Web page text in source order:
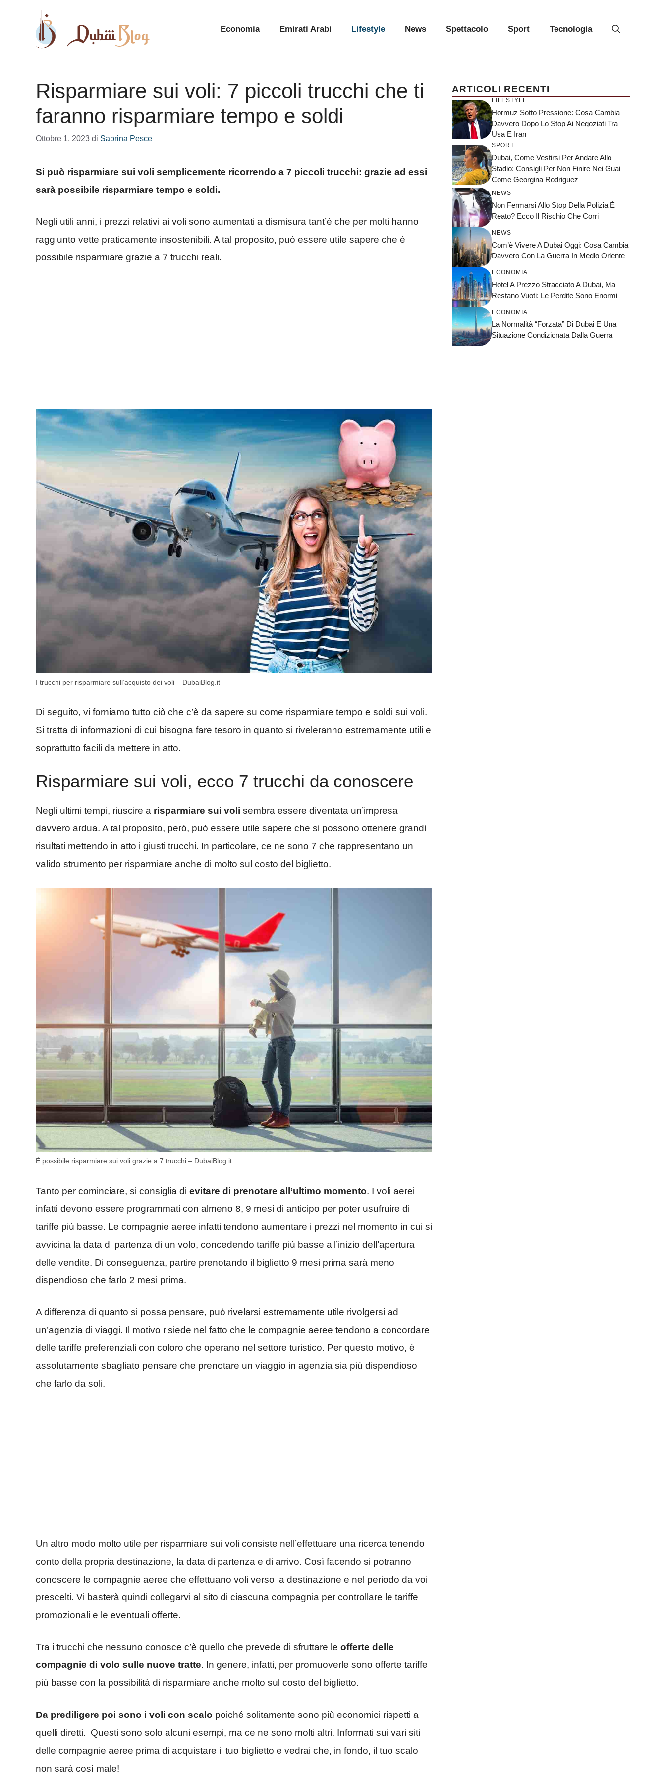
contenuto
Economia Emirati Arabi Lifestyle News Spettacolo Sport Tecnologia
Risparmiare sui voli: 7 piccoli trucchi che ti
faranno risparmiare tempo e soldi
Ottobre 1, 2023 di Sabrina Pesce
Si può risparmiare sui voli semplicemente ricorrendo a 7 piccoli trucchi: grazie ad essi
sarà possibile risparmiare tempo e soldi.
Negli utili anni, i prezzi relativi ai voli sono aumentati a dismisura tant’è che per molti hanno
raggiunto vette praticamente insostenibili. A tal proposito, può essere utile sapere che è
possibile risparmiare grazie a 7 trucchi reali.
I trucchi per risparmiare sull’acquisto dei voli – DubaiBlog.it
Di seguito, vi forniamo tutto ciò che c’è da sapere su come risparmiare tempo e soldi sui voli.
Si tratta di informazioni di cui bisogna fare tesoro in quanto si riveleranno estremamente utili e
soprattutto facili da mettere in atto.
Risparmiare sui voli, ecco 7 trucchi da conoscere
Negli ultimi tempi, riuscire a risparmiare sui voli sembra essere diventata un’impresa
davvero ardua. A tal proposito, però, può essere utile sapere che si possono ottenere grandi
risultati mettendo in atto i giusti trucchi. In particolare, ce ne sono 7 che rappresentano un
valido strumento per risparmiare anche di molto sul costo del biglietto.
È possibile risparmiare sui voli grazie a 7 trucchi – DubaiBlog.it
Tanto per cominciare, si consiglia di evitare di prenotare all’ultimo momento. I voli aerei
infatti devono essere programmati con almeno 8, 9 mesi di anticipo per poter usufruire di
tariffe più basse. Le compagnie aeree infatti tendono aumentare i prezzi nel momento in cui si
avvicina la data di partenza di un volo, concedendo tariffe più basse all’inizio dell’apertura
delle vendite. Di conseguenza, partire prenotando il biglietto 9 mesi prima sarà meno
dispendioso che farlo 2 mesi prima.
A differenza di quanto si possa pensare, può rivelarsi estremamente utile rivolgersi ad
un’agenzia di viaggi. Il motivo risiede nel fatto che le compagnie aeree tendono a concordare
delle tariffe preferenziali con coloro che operano nel settore turistico. Per questo motivo, è
assolutamente sbagliato pensare che prenotare un viaggio in agenzia sia più dispendioso
che farlo da soli.
Un altro modo molto utile per risparmiare sui voli consiste nell’effettuare una ricerca tenendo
conto della propria destinazione, la data di partenza e di arrivo. Così facendo si potranno
conoscere le compagnie aeree che effettuano voli verso la destinazione e nel periodo da voi
prescelti. Vi basterà quindi collegarvi al sito di ciascuna compagnia per controllare le tariffe
promozionali e le eventuali offerte.
Tra i trucchi che nessuno conosce c’è quello che prevede di sfruttare le offerte delle
compagnie di volo sulle nuove tratte. In genere, infatti, per promuoverle sono offerte tariffe
più basse con la possibilità di risparmiare anche molto sul costo del biglietto.
Da prediligere poi sono i voli con scalo poiché solitamente sono più economici rispetti a
quelli diretti. Questi sono solo alcuni esempi, ma ce ne sono molti altri. Informati sui vari siti
delle compagnie aeree prima di acquistare il tuo biglietto e vedrai che, in fondo, il tuo scalo
non sarà così male!
ARTICOLI RECENTI
LIFESTYLE
Hormuz Sotto Pressione: Cosa Cambia
Davvero Dopo Lo Stop Ai Negoziati Tra
Usa E Iran
SPORT
Dubai, Come Vestirsi Per Andare Allo
Stadio: Consigli Per Non Finire Nei Guai
Come Georgina Rodriguez
NEWS
Non Fermarsi Allo Stop Della Polizia È
Reato? Ecco Il Rischio Che Corri
NEWS
Com’è Vivere A Dubai Oggi: Cosa Cambia
Davvero Con La Guerra In Medio Oriente
ECONOMIA
Hotel A Prezzo Stracciato A Dubai, Ma
Restano Vuoti: Le Perdite Sono Enormi
ECONOMIA
La Normalità “forzata” Di Dubai E Una
Situazione Condizionata Dalla Guerra